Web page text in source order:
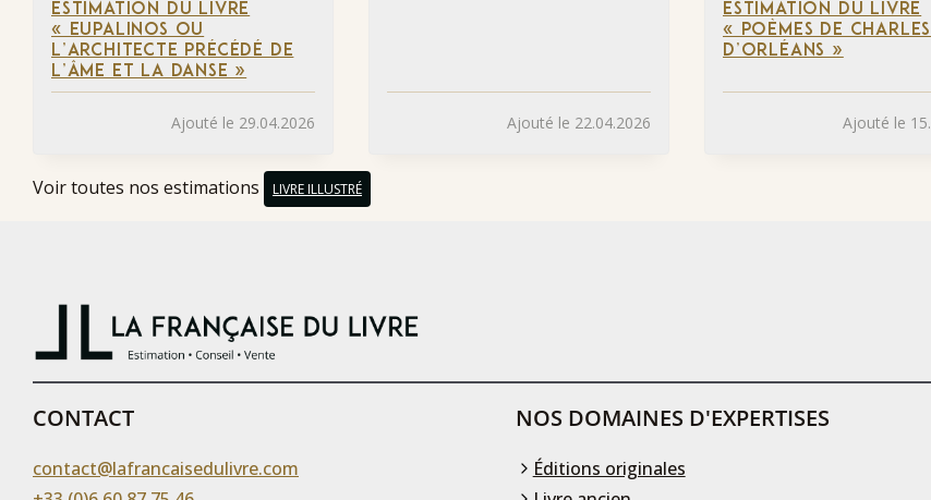
ESTIMATION DU LIVRE
« EUPALINOS OU
L’ARCHITECTE PRÉCÉDÉ DE
L’ÂME ET LA DANSE »
Ajouté le 29.04.2026 Ajouté le 22.04.2026
ESTIMATION DU LIVRE
« POÈMES DE CHARLES
D’ORLÉANS »
Ajouté le
Voir toutes nos estimations LIVRE ILLUSTRÉ
CONTACT
contact@lafrancaisedulivre.com
NOS DOMAINES D'EXPERTISES
Éditions originales